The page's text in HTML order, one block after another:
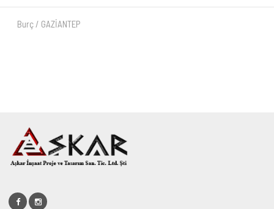
Burç / GAZİANTEP